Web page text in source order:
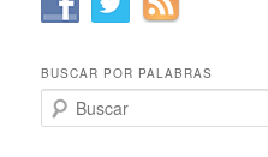
BUSCAR POR PALABRAS
u